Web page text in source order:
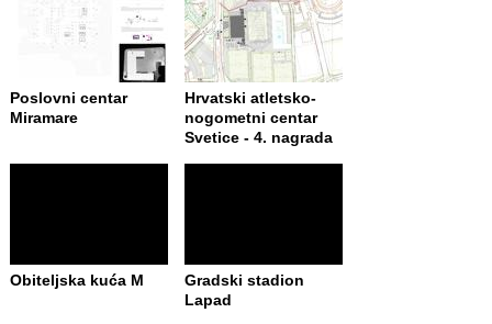
Poslovni centar
Miramare
Hrvatski atletsko-
nogometni centar
Svetice - 4. nagrada
Obiteljska kuća M
Gradski stadion
Lapad